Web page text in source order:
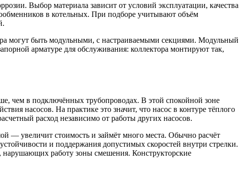
Выбор материала зависит от условий эксплуатации, качества
в котельных. При подборе учитывают объём
могут быть модульными, с настраиваемыми секциями. Модульный
арматуре для обслуживания: коллектора монтируют так,
чем в подключённых трубопроводах. В этой спокойной зоне
насосов. На практике это значит, что насос в контуре тёплого
расход независимо от работы других насосов.
— увеличит стоимость и займёт много места. Обычно расчёт
и поддержания допустимых скоростей внутри стрелки.
нарушающих работу зоны смешения. Конструкторские